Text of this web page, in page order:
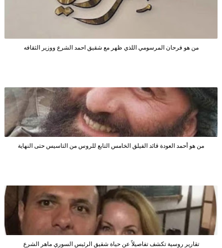
من هو فرحان المرسومي اللذي ظهر مع شقيق احمد الشرع ووزير الثقافه
من هو أحمد العودة قائد الفيلق الخامس التابع للروس من التاسيس حتى النهاية
تقارير روسية تكشف تفاصيلاً عن حياة شقيق الرئيس السوري ماهر الشرع